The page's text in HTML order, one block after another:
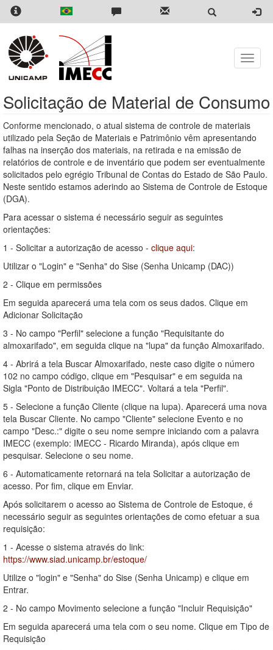
Skip
content
Toggle
Solicitação de Material de Consumo
Conforme mencionado, o atual sistema de controle de materiais
utilizado pela Seção de Materiais e Patrimônio vêm apresentando
falhas na inserção dos materiais, na retirada e na emissão de
relatórios de controle e de inventário que podem ser eventualmente
solicitados pelo egrégio Tribunal de Contas do Estado de São Paulo.
Neste sentido estamos aderindo ao Sistema de Controle de Estoque
(DGA).
Para acessar o sistema é necessário seguir as seguintes
orientações:
1 - Solicitar a autorização de acesso - clique aqui:
Utilizar o "Login" e "Senha" do Sise (Senha Unicamp (DAC))
2 - Clique em permissões
Em seguida aparecerá uma tela com os seus dados. Clique em
Adicionar Solicitação
3 - No campo "Perfil" selecione a função "Requisitante do
almoxarifado", em seguida clique na "lupa" da função Almoxarifado.
4 - Abrirá a tela Buscar Almoxarifado, neste caso digite o número
102 no campo código, clique em "Pesquisar" e em seguida na
Sigla "Ponto de Distribuição IMECC". Voltará a tela "Perfil".
5 - Selecione a função Cliente (clique na lupa). Aparecerá uma nova
tela Buscar Cliente. No campo "Cliente" selecione Evento e no
campo "Desc.:" digite o seu nome sempre iniciando com a palavra
IMECC (exemplo: IMECC - Ricardo Miranda), após clique em
pesquisar. Selecione o seu nome.
6 - Automaticamente retornará na tela Solicitar a autorização de
acesso. Por fim, clique em Enviar.
Após solicitarem o acesso ao Sistema de Controle de Estoque, é
necessário seguir as seguintes orientações de como efetuar a sua
requisição:
1 - Acesse o sistema através do link:
https://www.siad.unicamp.br/estoque/
Utilize o "login" e "Senha" do Sise (Senha Unicamp) e clique em
Entrar.
2 - No campo Movimento selecione a função "Incluir Requisição"
Em seguida aparecerá uma tela com o seu nome. Clique em Tipo de
Requisição